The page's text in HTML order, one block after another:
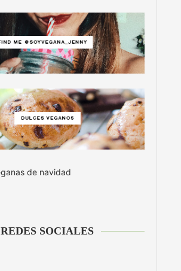
REDES SOCIALES